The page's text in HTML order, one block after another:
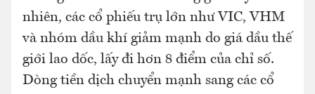
nhiên, các cổ phiếu trụ lớn như VIC, VHM
và nhóm dầu khí giảm mạnh do giá dầu thế
giới lao dốc, lấy đi hơn 8 điểm của chỉ số.
Dòng tiền dịch chuyển mạnh sang các cổ